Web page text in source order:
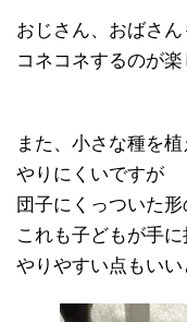
おじさん、おばさ
コネコネするのが楽
また、小さな種を植
やりにくいですが
団子にくっついた
これも子どもが手
やりやすい点もいい